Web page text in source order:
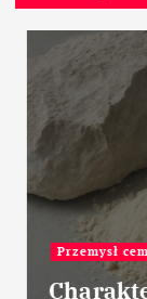
Przemysł